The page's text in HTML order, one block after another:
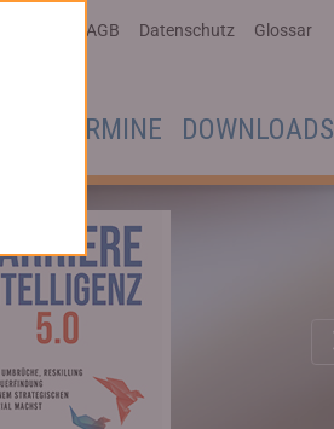
AGB Datenschutz Glossar
TERMINE DOWNLOADS